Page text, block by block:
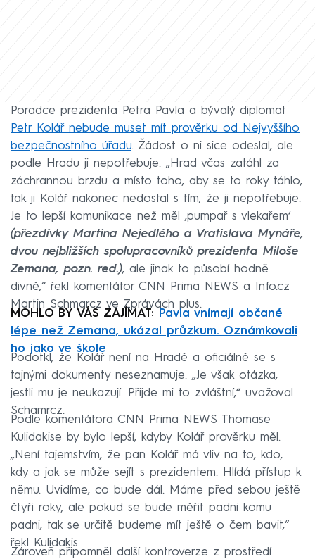
Poradce prezidenta Petra Pavla a bývalý diplomat
Petr Kolář nebude muset mít prověrku od Nejvyššího
bezpečnostního úřadu. Žádost o ni sice odeslal, ale
podle Hradu ji nepotřebuje. „Hrad včas zatáhl za
záchrannou brzdu a místo toho, aby se to roky táhlo,
tak ji Kolář nakonec nedostal s tím, že ji nepotřebuje.
Je to lepší komunikace než měl ‚pumpař s vlekařem‘
(přezdívky Martina Nejedlého a Vratislava Mynáře,
dvou nejbližších spolupracovníků prezidenta Miloše
Zemana, pozn. red.), ale jinak to působí hodně
divně,“ řekl komentátor CNN Prima NEWS a Info.cz
Martin Schmarcz ve Zprávách plus.
MOHLO BY VÁS ZAJÍMAT:
Pavla vnímají občané
lépe než Zemana, ukázal průzkum. Oznámkovali
ho jako ve škole
Podotkl, že Kolář není na Hradě a oficiálně se s
tajnými dokumenty neseznamuje. „Je však otázka,
jestli mu je neukazují. Přijde mi to zvláštní,“ uvažoval
Schamrcz.
Podle komentátora CNN Prima NEWS Thomase
Kulidakise by bylo lepší, kdyby Kolář prověrku měl.
„Není tajemstvím, že pan Kolář má vliv na to, kdo,
kdy a jak se může sejít s prezidentem. Hlídá přístup k
němu. Uvidíme, co bude dál. Máme před sebou ještě
čtyři roky, ale pokud se bude měřit padni komu
padni, tak se určitě budeme mít ještě o čem bavit,“
řekl Kulidakis.
Zároveň připomněl další kontroverze z prostředí